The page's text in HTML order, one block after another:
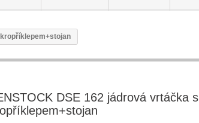
DSE 162 jádrová vrtáčka s